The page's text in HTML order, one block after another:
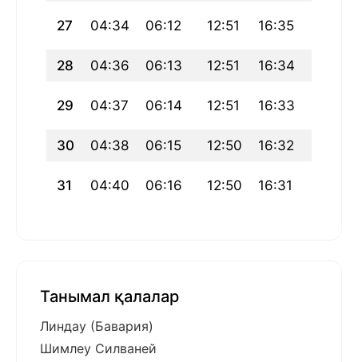
27 04:34 06:12 12:51 16:35
28 04:36 06:13 12:51 16:34
29 04:37 06:14 12:51 16:33
30 04:38 06:15 12:50 16:32
31 04:40 06:16 12:50 16:31
Танымал қалалар
Линдау (Бавария)
Шимлеу Силваней